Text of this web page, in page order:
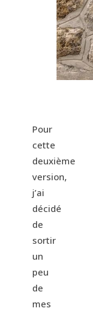
Pour
cette
deuxième
version,
j’ai
décidé
de
sortir
un
peu
de
mes